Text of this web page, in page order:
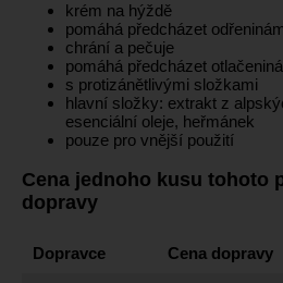
krém na hýždě
pomáhá předcházet
chrání a pečuje
pomáhá předcházet
s protizánětlivými složkami
hlavní složky: extrakt z
esenciální oleje, heřmánek
pouze pro vnější použití
Cena jednoho kusu tohoto
dopravy
Dopravce Cena dopravy